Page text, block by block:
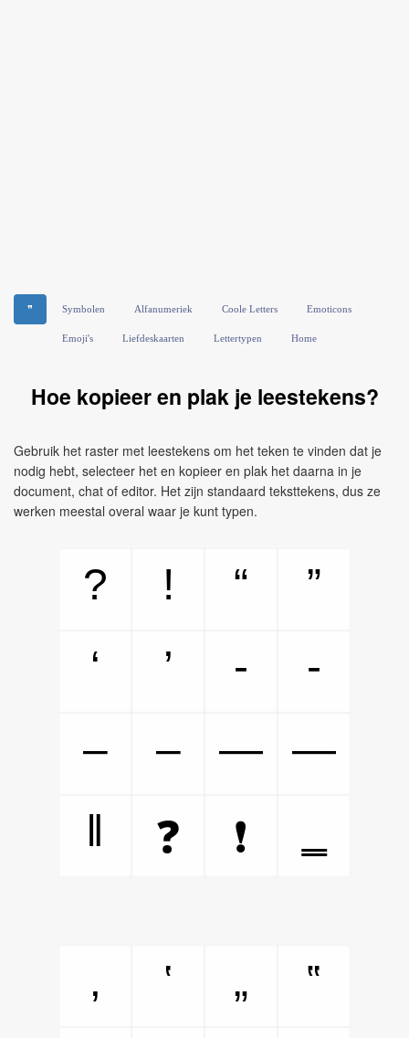
❞ Symbolen Alfanumeriek Coole Letters Emoticons
Emoji's Liefdeskaarten Lettertypen Home
Hoe kopieer en plak je leestekens?
Gebruik het raster met leestekens om het teken te vinden dat je
nodig hebt, selecteer het en kopieer en plak het daarna in je
document, chat of editor. Het zijn standaard teksttekens, dus ze
werken meestal overal waar je kunt typen.
? ! “
”
‘
’ ‐
‑
‒
– —
―
‖
❓ ❗
‚ ‛ „
‟